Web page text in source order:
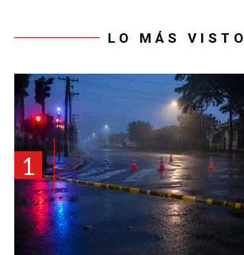
LO MÁS VISTO
1